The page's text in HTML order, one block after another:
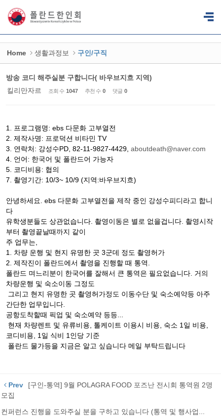
Home 생활과정보 구인/구직
방송 코디 해주실분 구합니다( 바우브지흐 지역)
킬리만자르
조회 수 1047 추천 수 0 댓글 0
1. 프로그램명: ebs 다문화 고부열전
2. 제작사명: 프로덕션 비타민 TV
3. 연락처: 강성수PD, 82-11-9827-4429, aboutdeath@naver.com
4. 언어: 한국어 및 폴란드어 가능자
5. 코디비용: 협의
7. 촬영기간: 10/3~ 10/9 (지역:바우브지흐)
안녕하세요. ebs 다문화 고부열전을 제작 중인 강성수피디라고 합니
다
유학생분들도 상관없습니다. 촬영이동은 별로 없을겁니다. 촬영시작
부터 촬영끝날때까지 같이
주 업무는,
1. 차량 운행 및 현지 유명한 곳 3군데 정도 촬영허가
2. 제작진이 폴란드에서 촬영을 진행할 때 통역.
폴란드 며느리분이 한국어를 잘해서 큰 통역은 필요없습니다. 거의
차량운행 및 숙소이동 그정도
그리고 현지 유명한 곳 촬영허가정도 이동수단 및 숙소예약등 아주
간단한 업무입니다.
공항도착할때 픽업 및 숙소예약 등등...
현재 차량렌트 및 유류비용, 톨케이트 이용시 비용, 숙소 1일 비용,
코디비용, 1일 식비 1인당 기준
폴란드 물가등을 지금은 알고 싶습니다 메일 부탁드립니다
Prev
[구인-통역] 9월 POLAGRA FOOD 포즈난 전시회 통역원 2명
모집
컨퍼런스 진행을 도와주실 분을 구하고 있습니다 (통역 및 행사업...